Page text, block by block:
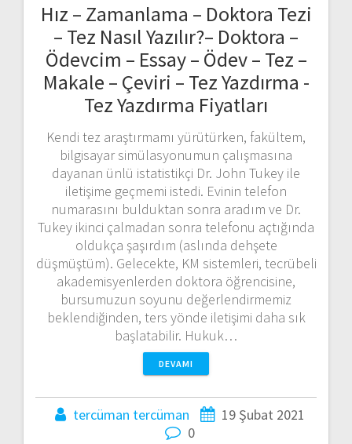
Hız – Zamanlama – Doktora Tezi
– Tez Nasıl Yazılır?– Doktora –
Ödevcim – Essay – Ödev – Tez –
Makale – Çeviri – Tez Yazdırma -
Tez Yazdırma Fiyatları
Kendi tez araştırmamı yürütürken, fakültem,
bilgisayar simülasyonumun çalışmasına
dayanan ünlü istatistikçi Dr. John Tukey ile
iletişime geçmemi istedi. Evinin telefon
numarasını bulduktan sonra aradım ve Dr.
Tukey ikinci çalmadan sonra telefonu açtığında
oldukça şaşırdım (aslında dehşete
düşmüştüm). Gelecekte, KM sistemleri, tecrübeli
akademisyenlerden doktora öğrencisine,
bursumuzun soyunu değerlendirmemiz
beklendiğinden, ters yönde iletişimi daha sık
başlatabilir. Hukuk…
DEVAMI
tercüman tercüman
19 Şubat 2021
0